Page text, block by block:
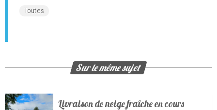
Toutes
Sur le même sujet
Livraison de neige fraîche en cours